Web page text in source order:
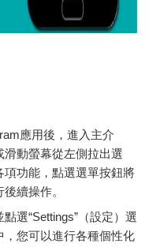
應用後，進入主介
動螢幕從左側拉出選
功能，點選選單按鈕將
續操作。
點選“Settings”（設定）選
您可以進行各種個性化